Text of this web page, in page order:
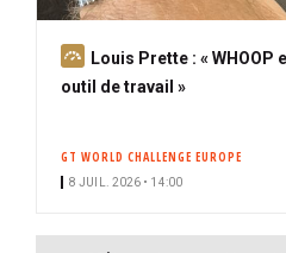
A
b
Louis Prette : « WHOOP
outil de travail »
GT WORLD CHALLENGE EUROPE
8 JUIL. 2026 • 14:00